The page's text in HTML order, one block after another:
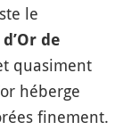
le
de
quasiment
héberge
finement.